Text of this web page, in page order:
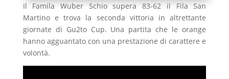
Il Famila Wuber Schio supera 83-62 il Fila San
Martino e trova la seconda vittoria in altrettante
giornate di Gu2to Cup. Una partita che le orange
hanno agguantato con una prestazione di carattere e
volontà.